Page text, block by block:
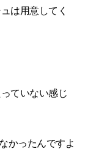
は用意してく
ていない感じ
かったんですよ